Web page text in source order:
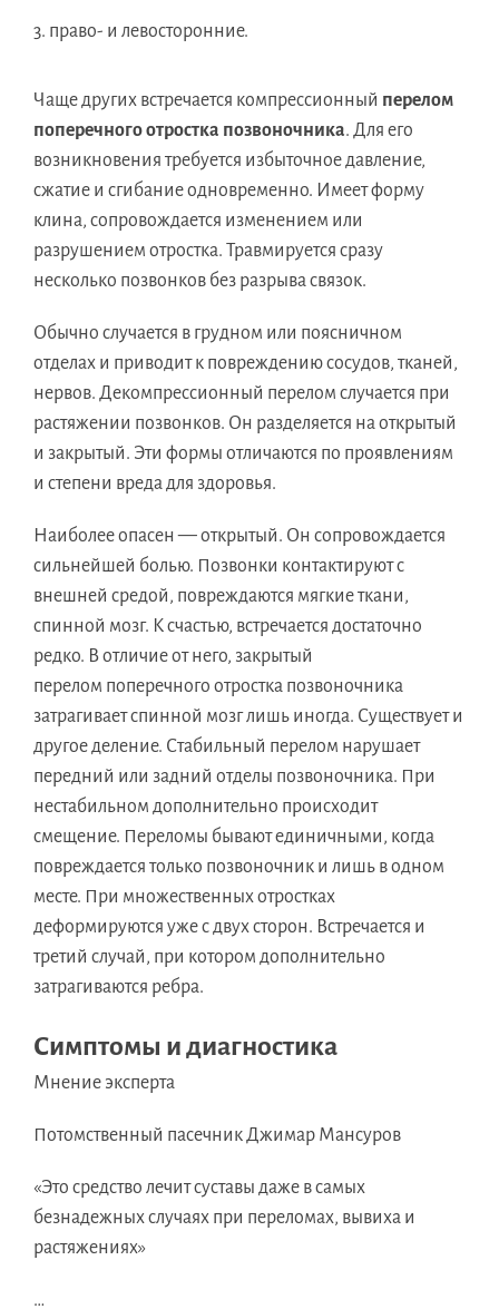
право- и левосторонние.
Чаще других встречается компрессионный перелом
поперечного отростка позвоночника. Для его
возникновения требуется избыточное давление,
сжатие и сгибание одновременно. Имеет форму
клина, сопровождается изменением или
разрушением отростка. Травмируется сразу
несколько позвонков без разрыва связок.
Обычно случается в грудном или поясничном
отделах и приводит к повреждению сосудов, тканей,
нервов. Декомпрессионный перелом случается при
растяжении позвонков. Он разделяется на открытый
и закрытый. Эти формы отличаются по проявлениям
и степени вреда для здоровья.
Наиболее опасен — открытый. Он сопровождается
сильнейшей болью. Позвонки контактируют с
внешней средой, повреждаются мягкие ткани,
спинной мозг. К счастью, встречается достаточно
редко. В отличие от него, закрытый
перелом поперечного отростка позвоночника
затрагивает спинной мозг лишь иногда. Существует и
другое деление. Стабильный перелом нарушает
передний или задний отделы позвоночника. При
нестабильном дополнительно происходит
смещение. Переломы бывают единичными, когда
повреждается только позвоночник и лишь в одном
месте. При множественных отростках
деформируются уже с двух сторон. Встречается и
третий случай, при котором дополнительно
затрагиваются ребра.
Симптомы и диагностика
Мнение эксперта
Потомственный пасечник Джимар Мансуров
«Это средство лечит суставы даже в самых
безнадежных случаях при переломах, вывиха и
растяжениях»
…